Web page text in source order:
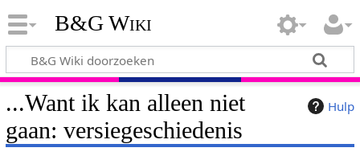
B&G Wiki
Hulp
...Want ik kan alleen niet
gaan: versiegeschiedenis